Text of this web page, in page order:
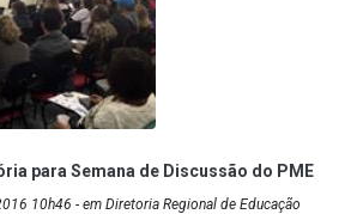
para Semana de Discussão do PME
10h46 - em Diretoria Regional de Educação